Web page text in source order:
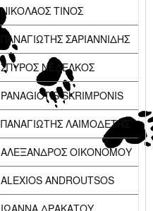
ΝΙΚΟΛΑΟΣ ΤΙΝΟΣ
ΠΑΝΑΓΙΩΤΗΣ ΣΑΡΙΑΝΝΙΔΗΣ
ΣΠΥΡΟΣ ΝΕΔΕΛΚΟΣ
PANAGIOTIS SKRIMPONIS
ΠΑΝΑΓΙΩΤΗΣ ΛΑΙΜΟΔΕΤΗΣ
ΑΛΕΞΑΝΔΡΟΣ ΟΙΚΟΝΟΜΟΥ
ALEXIOS ANDROUTSOS
ΙΩΑΝΝΑ ΔΡΑΚΑΤΟΥ